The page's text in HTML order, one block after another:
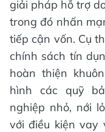
giải pháp hỗ trợ
trong đó nhấn
tiếp cận vốn. Cụ
chính sách tín
hoàn thiện
hình các quỹ
nghiệp nhỏ, nới
với điều kiện vay